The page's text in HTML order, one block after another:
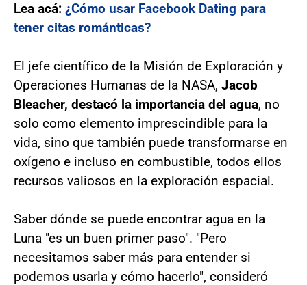
Lea acá: ¿Cómo usar Facebook Dating para
tener citas románticas?
El jefe científico de la Misión de Exploración y
Operaciones Humanas de la NASA, Jacob
Bleacher, destacó la importancia del agua, no
solo como elemento imprescindible para la
vida, sino que también puede transformarse en
oxígeno e incluso en combustible, todos ellos
recursos valiosos en la exploración espacial.
Saber dónde se puede encontrar agua en la
Luna "es un buen primer paso". "Pero
necesitamos saber más para entender si
podemos usarla y cómo hacerlo", consideró